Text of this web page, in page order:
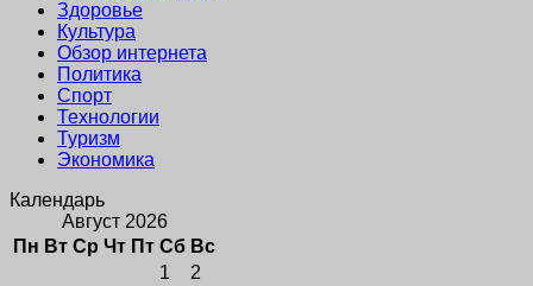
Здоровье
Культура
Обзор интернета
Политика
Спорт
Технологии
Туризм
Экономика
Календарь
Август 2026
Пн Вт Ср Чт Пт Сб Вс
1
2